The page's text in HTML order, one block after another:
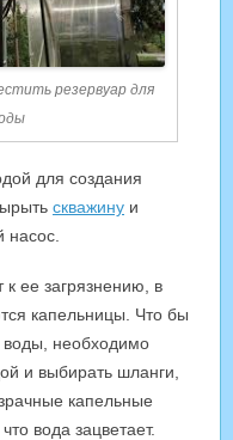
резервуар для
для создания
скважину и
насос.
ее загрязнению, в
капельницы. Что бы
воды, необходимо
и выбирать шланги,
капельные
вода зацветает.